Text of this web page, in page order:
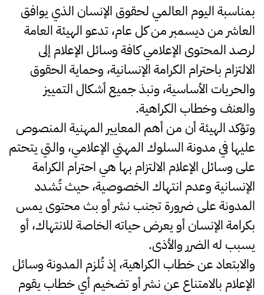
بمناسبة اليوم العالمي لحقوق الإنسان الذي يوافق
العاشر من ديسمبر من كل عام، تدعو الهيئة العامة
لرصد المحتوى الإعلامي كافة وسائل الإعلام إلى
الالتزام باحترام الكرامة الإنسانية، وحماية الحقوق
والحريات الأساسية، ونبذ جميع أشكال التمييز
والعنف وخطاب الكراهية.
وتؤكد الهيئة أن من أهم المعايير المهنية المنصوص
عليها في مدونة السلوك المهني الإعلامي، والتي يتحتم
على وسائل الإعلام الالتزام بها هي احترام الكرامة
الإنسانية وعدم انتهاك الخصوصية، حيث تُشدد
المدونة على ضرورة تجنب نشر أو بث محتوى يمس
بكرامة الإنسان أو يعرض حياته الخاصة للانتهاك، أو
يسبب له الضرر والأذى.
والابتعاد عن خطاب الكراهية، إذ تُلزم المدونة وسائل
الإعلام بالامتناع عن نشر أو تضخيم أي خطاب يقوم